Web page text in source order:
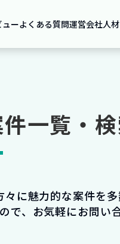
ーよくある質問運営会社人
一覧・
に魅力的な案件を多
、お気軽にお問い